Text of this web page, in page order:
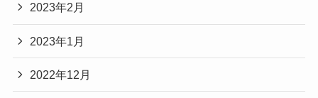
2023年2月
2023年1月
2022年12月